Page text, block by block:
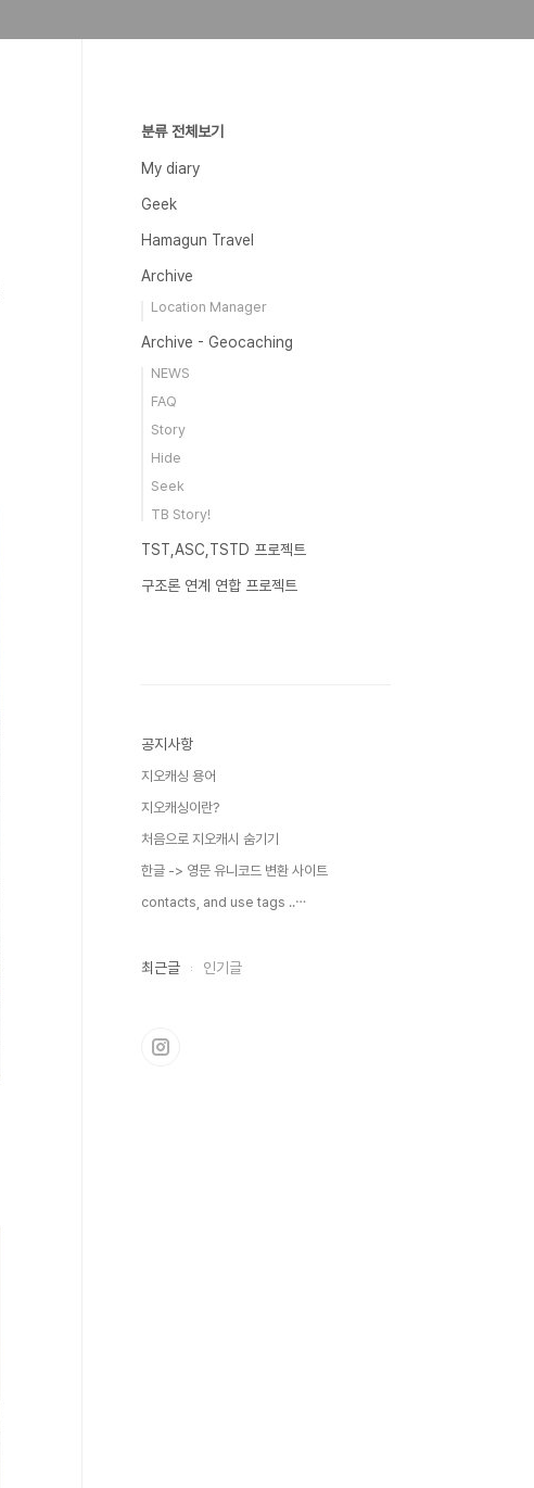
분류 전체보기
My diary
Geek
Hamagun Travel
Archive
Location Manager
Archive - Geocaching
NEWS
FAQ
Story
Hide
Seek
TB Story!
TST,ASC,TSTD 프로젝트
구조론 연계 연합 프로젝트
공지사항
지오캐싱 용어
지오캐싱이란?
처음으로 지오캐시 숨기기
한글 -> 영문 유니코드 변환 사이트
contacts, and use tags ..⋯
최근글 인기글